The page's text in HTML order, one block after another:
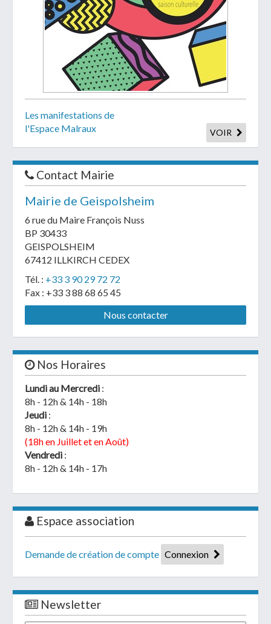
Les manifestations de
l'Espace Malraux
VOIR
Contact Mairie
Mairie de Geispolsheim
6 rue du Maire François Nuss
BP 30433
GEISPOLSHEIM
67412 ILLKIRCH CEDEX
Tél. : +33 3 90 29 72 72
Fax : +33 3 88 68 65 45
Nous contacter
Nos Horaires
Lundi au Mercredi :
8h - 12h & 14h - 18h
Jeudi :
8h - 12h & 14h - 19h
(18h en Juillet et en Août)
Vendredi :
8h - 12h & 14h - 17h
Espace association
Demande de création de compte Connexion
Newsletter